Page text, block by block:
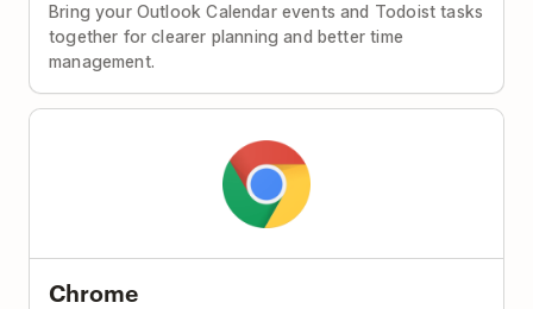
Bring your Outlook Calendar events and Todoist tasks
together for clearer planning and better time
management.
Chrome